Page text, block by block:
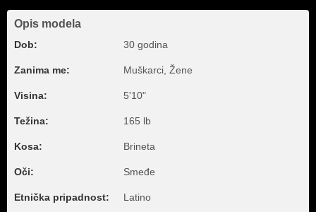
Opis modela
Dob: 30 godina
Zanima me: Muškarci, Žene
Visina: 5'10"
Težina: 165 lb
Kosa: Brineta
Oči: Smeđe
Etnička pripadnost: Latino